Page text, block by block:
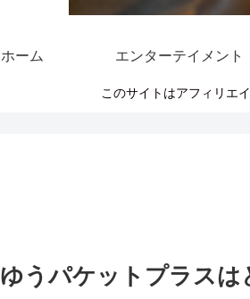
ホーム エンターテイメント
このサイトはアフィリエ
うパケットプラス